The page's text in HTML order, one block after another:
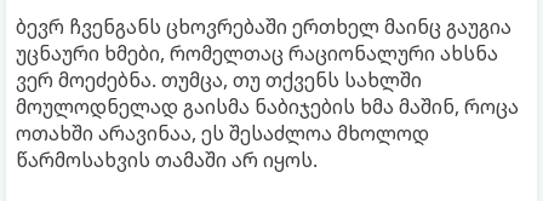
ბევრ ჩვენგანს ცხოვრებაში ერთხელ მაინც გაუგია
უცნაური ხმები, რომელთაც რაციონალური ახსნა
ვერ მოეძებნა. თუმცა, თუ თქვენს სახლში
მოულოდნელად გაისმა ნაბიჯების ხმა მაშინ, როცა
ოთახში არავინაა, ეს შესაძლოა მხოლოდ
წარმოსახვის თამაში არ იყოს.